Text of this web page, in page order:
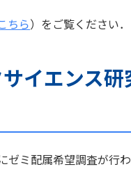
ちら）をご覧ください．
イエンス
ミ配属希望調査が行わ